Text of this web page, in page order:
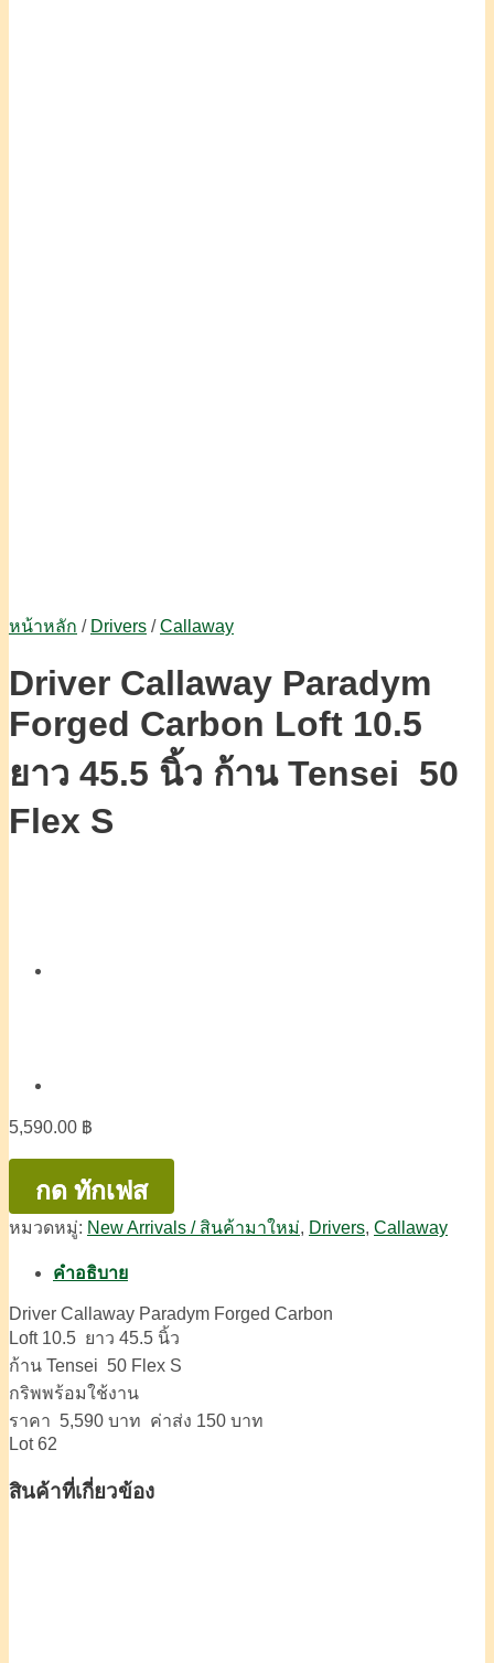
หน้าหลัก / Drivers / Callaway
Driver Callaway Paradym
Forged Carbon Loft 10.5
ยาว 45.5 นิ้ว ก้าน Tensei 50
Flex S
5,590.00 ฿
กด ทักเฟส
หมวดหมู่: New Arrivals / สินค้ามาใหม่, Drivers, Callaway
คำอธิบาย
Driver Callaway Paradym Forged Carbon
Loft 10.5 ยาว 45.5 นิ้ว
ก้าน Tensei 50 Flex S
กริพพร้อมใช้งาน
ราคา 5,590 บาท ค่าส่ง 150 บาท
Lot 62
สินค้าที่เกี่ยวข้อง